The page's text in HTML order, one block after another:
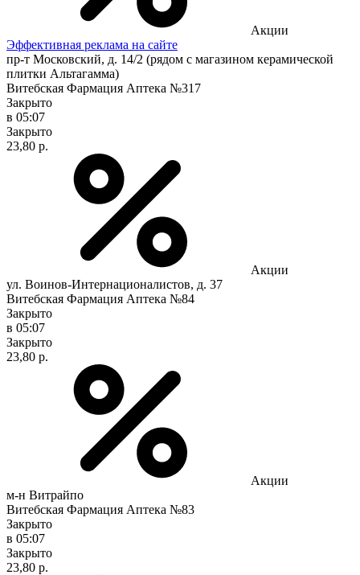
Акции
Эффективная реклама на сайте
пр-т Московский, д. 14/2 (рядом с магазином керамической
плитки Альтагамма)
Витебская Фармация Аптека №317
Закрыто
в 05:07
Закрыто
23,80 р.
Акции
ул. Воинов-Интернационалистов, д. 37
Витебская Фармация Аптека №84
Закрыто
в 05:07
Закрыто
23,80 р.
Акции
м-н Витрайпо
Витебская Фармация Аптека №83
Закрыто
в 05:07
Закрыто
23,80 р.